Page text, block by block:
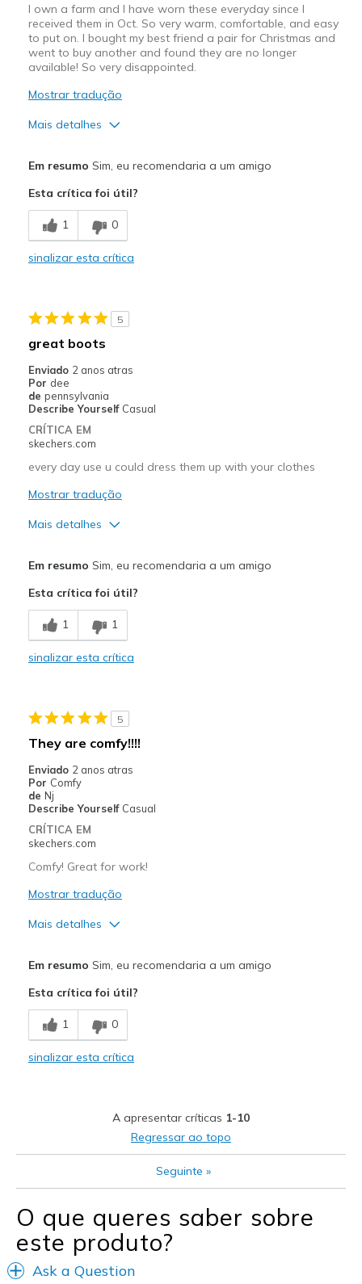
I own a farm and I have worn these everyday since I
received them in Oct. So very warm, comfortable, and easy
to put on. I bought my best friend a pair for Christmas and
went to buy another and found they are no longer
available! So very disappointed.
Mostrar tradução
Mais detalhes
Comfortable
Durable
Sizing
View On Shoes
Shoes are for Wearing
Em resumo Sim, eu recomendaria a um amigo
Esta crítica foi útil?
1 0
sinalizar esta crítica
5
great boots
Enviado 2 anos atras
Por dee
de pennsylvania
Describe Yourself Casual
CRÍTICA EM
skechers.com
every day use u could dress them up with your clothes
Mostrar tradução
Mais detalhes
Melhores utilizações
Casual Wear
Em resumo Sim, eu recomendaria a um amigo
Esta crítica foi útil?
1 1
sinalizar esta crítica
5
They are comfy!!!!
Enviado 2 anos atras
Por Comfy
de Nj
Describe Yourself Casual
CRÍTICA EM
skechers.com
Comfy! Great for work!
Mostrar tradução
Mais detalhes
Breathe Well
Comfortable
Melhores utilizações
Casual Wear
Going Out
Travel
Width
Feels true to width
View On Shoes
Shoes are for Wearing
Em resumo Sim, eu recomendaria a um amigo
Esta crítica foi útil?
1 0
sinalizar esta crítica
A apresentar críticas 1-10
Regressar ao topo
Seguinte »
O que queres saber sobre
este produto?
Ask a Question